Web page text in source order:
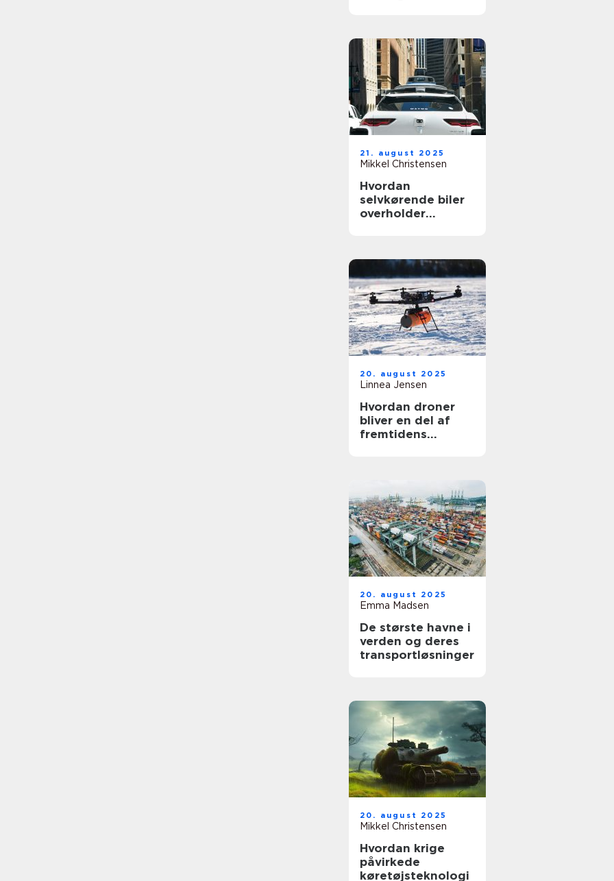
21. august 2025
Mikkel Christensen
Hvordan
selvkørende biler
overholder
20. august 2025
Linnea Jensen
Hvordan droner
bliver en del af
fremtidens
20. august 2025
Emma Madsen
De største havne i
verden og deres
transportløsninger
20. august 2025
Mikkel Christensen
Hvordan krige
påvirkede
køretøjsteknologi